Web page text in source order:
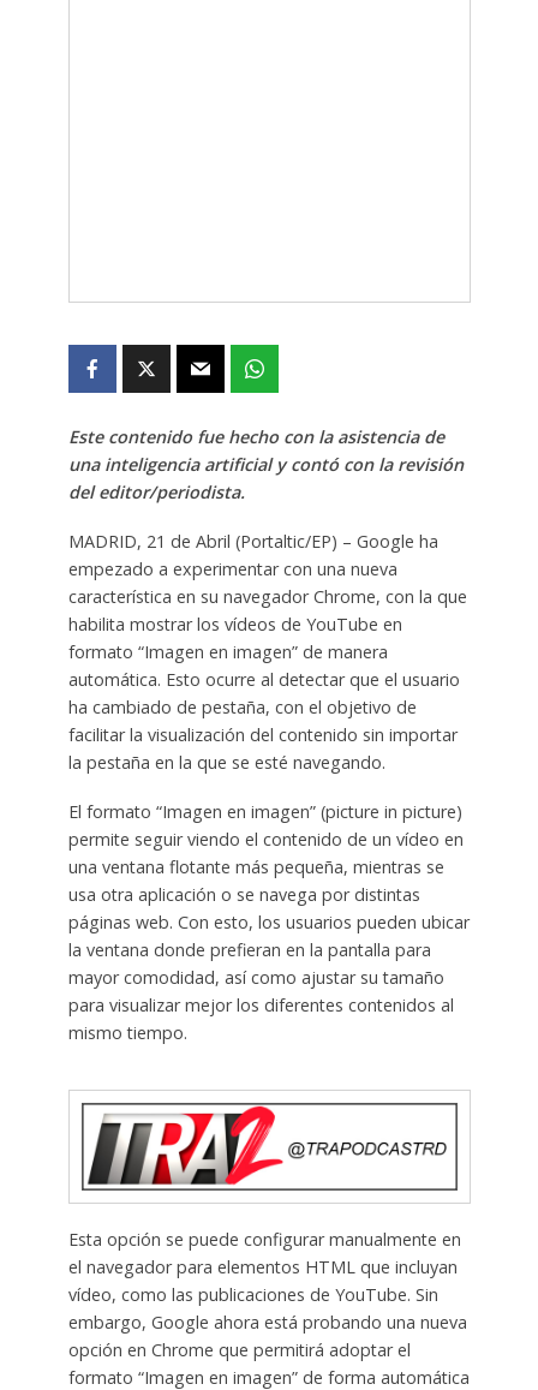
Este contenido fue hecho con la asistencia de
una inteligencia artificial y contó con la revisión
del editor/periodista.
MADRID, 21 de Abril (Portaltic/EP) – Google ha
empezado a experimentar con una nueva
característica en su navegador Chrome, con la que
habilita mostrar los vídeos de YouTube en
formato “Imagen en imagen” de manera
automática. Esto ocurre al detectar que el usuario
ha cambiado de pestaña, con el objetivo de
facilitar la visualización del contenido sin importar
la pestaña en la que se esté navegando.
El formato “Imagen en imagen” (picture in picture)
permite seguir viendo el contenido de un vídeo en
una ventana flotante más pequeña, mientras se
usa otra aplicación o se navega por distintas
páginas web. Con esto, los usuarios pueden ubicar
la ventana donde prefieran en la pantalla para
mayor comodidad, así como ajustar su tamaño
para visualizar mejor los diferentes contenidos al
mismo tiempo.
Esta opción se puede configurar manualmente en
el navegador para elementos HTML que incluyan
vídeo, como las publicaciones de YouTube. Sin
embargo, Google ahora está probando una nueva
opción en Chrome que permitirá adoptar el
formato “Imagen en imagen” de forma automática